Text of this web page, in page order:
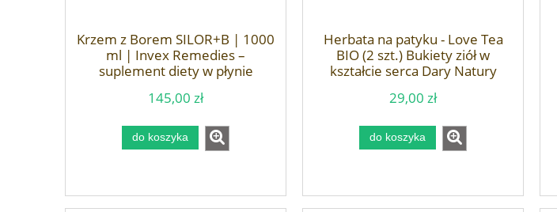
Krzem z Borem SILOR+B | 1000
ml | Invex Remedies –
suplement diety w płynie
145,00 zł
do koszyka
Herbata na patyku - Love Tea
BIO (2 szt.) Bukiety ziół w
kształcie serca Dary Natury
29,00 zł
do koszyka